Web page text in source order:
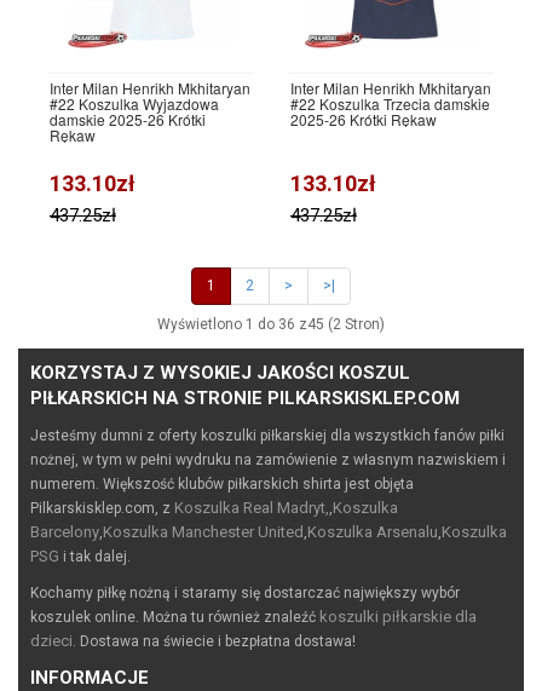
Inter Milan Henrikh Mkhitaryan
#22 Koszulka Wyjazdowa
damskie 2025-26 Krótki
Rękaw
133.10zł
437.25zł
Inter Milan Henrikh Mkhitaryan
#22 Koszulka Trzecia damskie
2025-26 Krótki Rękaw
133.10zł
437.25zł
1 2 > >|
Wyświetlono 1 do 36 z45 (2 Stron)
KORZYSTAJ Z WYSOKIEJ JAKOŚCI KOSZUL
PIŁKARSKICH NA STRONIE PILKARSKISKLEP.COM
Jesteśmy dumni z oferty koszulki piłkarskiej dla wszystkich fanów piłki
nożnej, w tym w pełni wydruku na zamówienie z własnym nazwiskiem i
numerem. Większość klubów piłkarskich shirta jest objęta
Pilkarskisklep.com, z Koszulka Real Madryt,,Koszulka
Barcelony,Koszulka Manchester United ,Koszulka Arsenalu,Koszulka
PSG i tak dalej.
Kochamy piłkę nożną i staramy się dostarczać największy wybór
koszulek online. Można tu również znaleźć koszulki piłkarskie dla
dzieci. Dostawa na świecie i bezpłatna dostawa!
INFORMACJE